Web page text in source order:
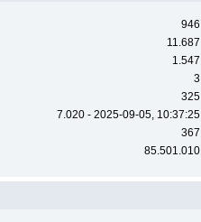
946
11.687
1.547
3
325
7.020 - 2025-09-05, 10:37:25
367
85.501.010